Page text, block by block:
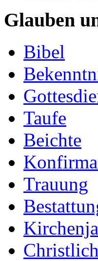
Glauben
Bibel
Taufe
Beichte
Trauung